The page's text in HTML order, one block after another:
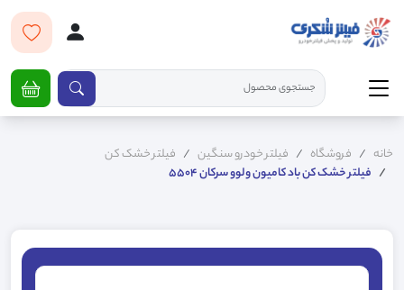
خانه فروشگاه فیلتر خودرو سنگین
فیلتر خشک کن
فیلتر خشک کن باد کامیون ولوو سرکان 5504